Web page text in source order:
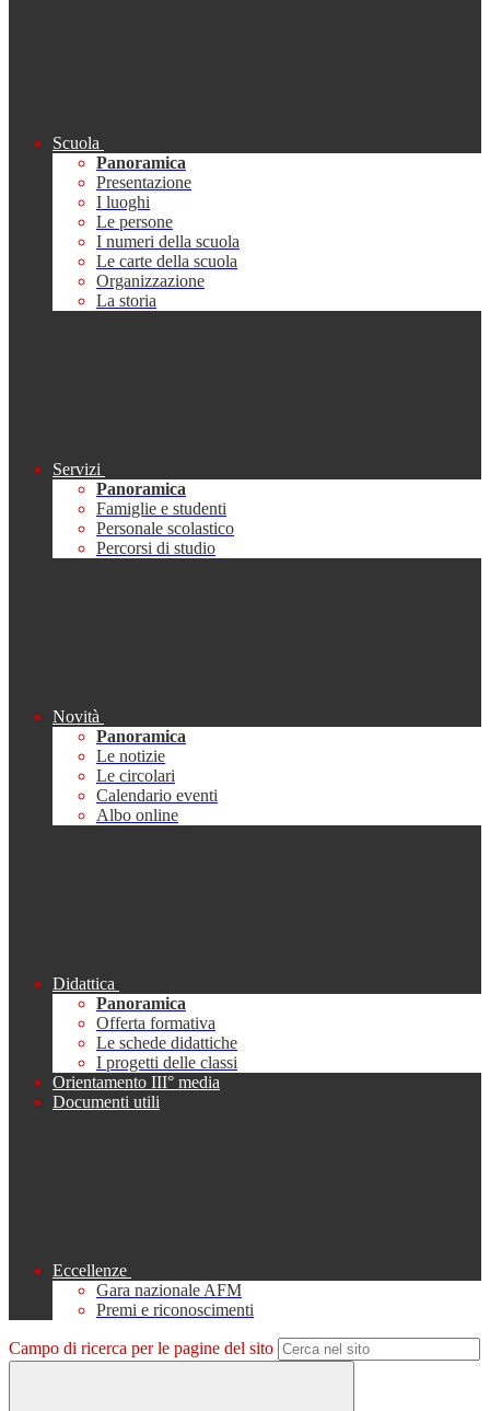
Scuola
Panoramica
Presentazione
I luoghi
Le persone
I numeri della scuola
Le carte della scuola
Organizzazione
La storia
Servizi
Panoramica
Famiglie e studenti
Personale scolastico
Percorsi di studio
Novità
Panoramica
Le notizie
Le circolari
Calendario eventi
Albo online
Didattica
Panoramica
Offerta formativa
Le schede didattiche
I progetti delle classi
Orientamento III° media
Documenti utili
Eccellenze
Gara nazionale AFM
Premi e riconoscimenti
Campo di ricerca per le pagine del sito